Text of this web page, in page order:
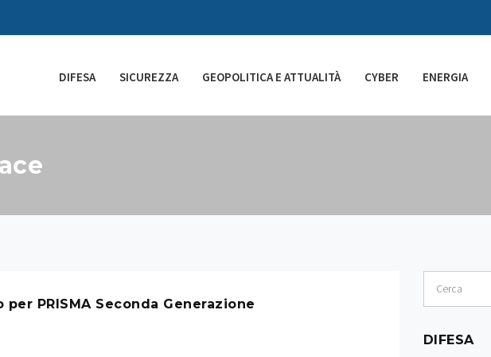
DIFESA SICUREZZA GEOPOLITICA E ATTUALITÀ CYBER ENERGIA
PRISMA Seconda Generazione
DIFESA